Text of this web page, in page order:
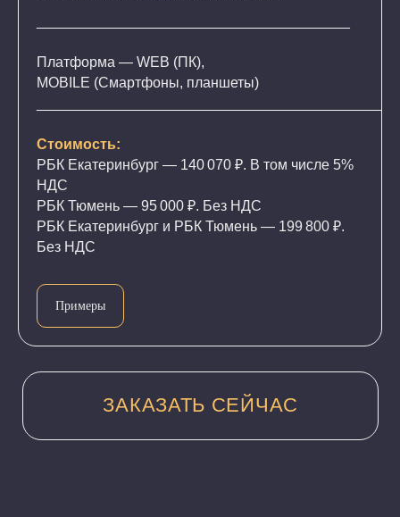
Платформа — WEB (ПК),
MOBILE (Смартфоны, планшеты)
Стоимость:
РБК Екатеринбург — 140 070 ₽. В том числе 5%
НДС
РБК Тюмень — 95 000 ₽. Без НДС
РБК Екатеринбург и РБК Тюмень — 199 800 ₽.
Без НДС
Примеры